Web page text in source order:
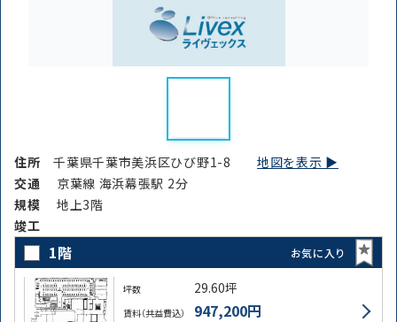
住所千葉県千葉市美浜区ひび野1-8地図を表示 ▶︎
交通
京葉線 海浜幕張駅 2分
規模
地上3階
竣⼯
1階 お気に入り
坪数 29.60坪
賃料（共益費込） 947,200円